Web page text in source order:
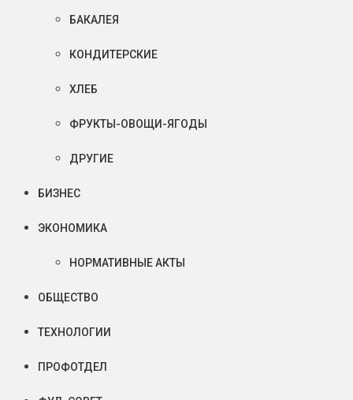
БАКАЛЕЯ
КОНДИТЕРСКИЕ
ХЛЕБ
ФРУКТЫ-ОВОЩИ-ЯГОДЫ
ДРУГИЕ
БИЗНЕС
ЭКОНОМИКА
НОРМАТИВНЫЕ АКТЫ
ОБЩЕСТВО
ТЕХНОЛОГИИ
ПРОФОТДЕЛ